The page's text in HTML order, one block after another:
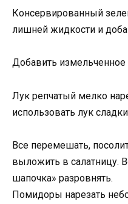
Консервированный
лишней жидкости и
Добавить измельченное
Лук репчатый мелко
использовать лук
Все перемешать,
выложить в салатницу.
шапочка» разровнять.
Помидоры нарезать